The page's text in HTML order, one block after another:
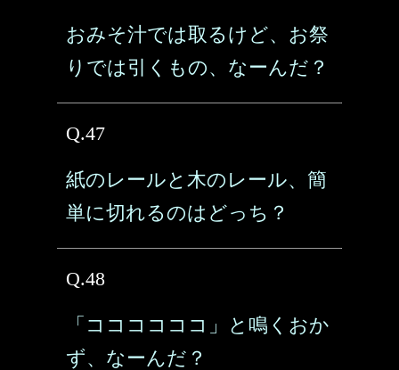
おみそ汁では取るけど、お祭
りでは引くもの、なーんだ？
Q.47
紙のレールと木のレール、簡
単に切れるのはどっち？
Q.48
「ココココココ」と鳴くおか
ず、なーんだ？